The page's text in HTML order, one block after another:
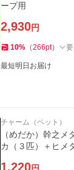
ープ用
2,930円
10% （266pt）
最短明日お届け
チャーム（ペット）
（めだか）幹之
カ（３匹）＋ヒメ
1,220